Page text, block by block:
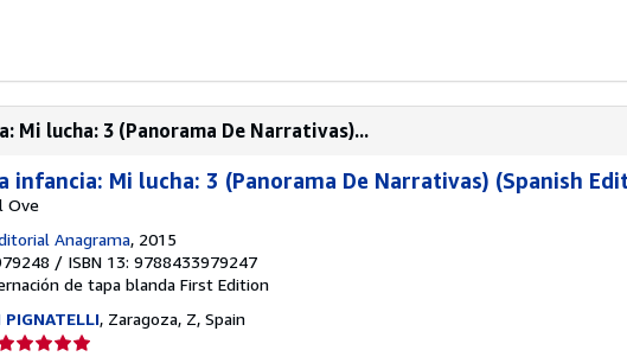
Mi lucha: 3 (Panorama De Narrativas)...
infancia: Mi lucha: 3 (Panorama De Narrativas) (Spanish
Ove
Anagrama, 2015
/ ISBN 13: 9788433979247
de tapa blanda First Edition
PIGNATELLI, Zaragoza, Z, Spain